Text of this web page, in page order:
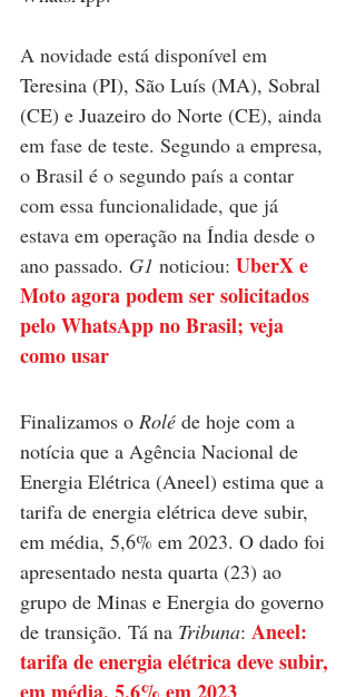
A novidade está disponível em
Teresina (PI), São Luís (MA), Sobral
(CE) e Juazeiro do Norte (CE), ainda
em fase de teste. Segundo a empresa,
o Brasil é o segundo país a contar
com essa funcionalidade, que já
estava em operação na Índia desde o
ano passado. G1 noticiou: UberX e
Moto agora podem ser solicitados
pelo WhatsApp no Brasil; veja
como usar
Finalizamos o Rolé de hoje com a
notícia que a Agência Nacional de
Energia Elétrica (Aneel) estima que a
tarifa de energia elétrica deve subir,
em média, 5,6% em 2023. O dado foi
apresentado nesta quarta (23) ao
grupo de Minas e Energia do governo
de transição. Tá na Tribuna: Aneel:
tarifa de energia elétrica deve subir,